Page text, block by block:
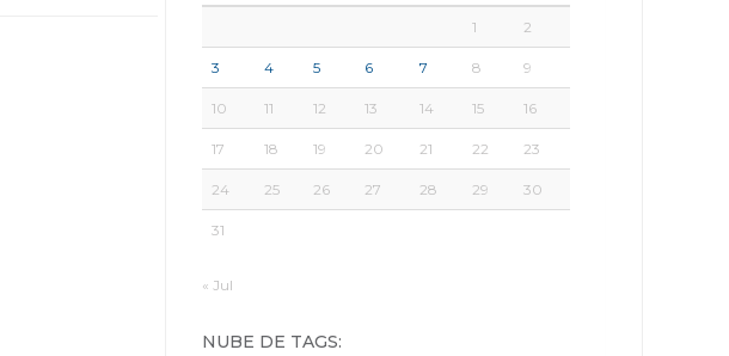
1 2
3 4 5 6 7 8 9
10 11 12 13 14 15 16
17 18 19 20 21 22 23
24 25 26 27 28 29 30
31
« Jul
NUBE DE TAGS: